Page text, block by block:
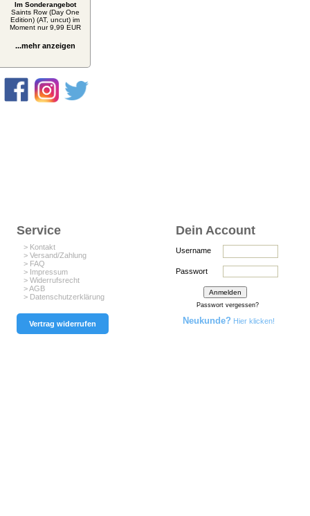
Im Sonderangebot
Saints Row (Day One
Edition) (AT, uncut) im
Moment nur 9,99 EUR
...mehr anzeigen
Service
> Kontakt
> Versand/Zahlung
> FAQ
> Impressum
> Widerrufsrecht
> AGB
> Datenschutzerklärung
Vertrag widerrufen
Dein Account
Username
Passwort
Passwort vergessen?
Neukunde? Hier klicken!